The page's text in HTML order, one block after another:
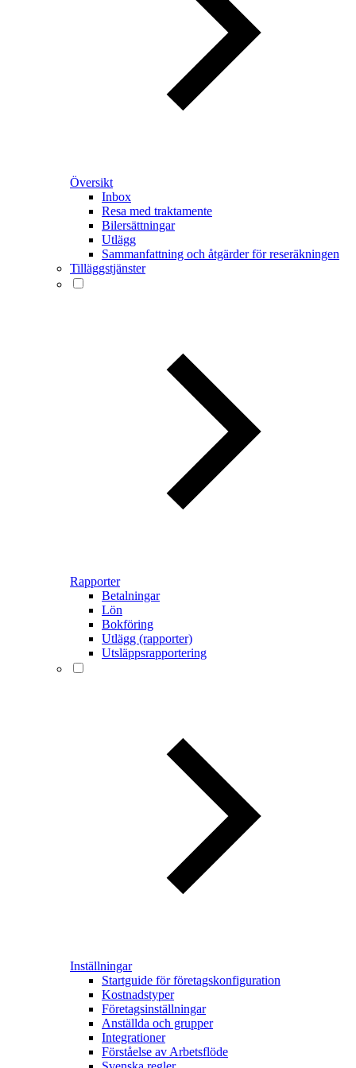
Översikt
Inbox
Resa med traktamente
Bilersättningar
Utlägg
Sammanfattning och åtgärder för reseräkningen
Tilläggstjänster
Rapporter
Betalningar
Lön
Bokföring
Utlägg (rapporter)
Utsläppsrapportering
Inställningar
Startguide för företagskonfiguration
Kostnadstyper
Företagsinställningar
Anställda och grupper
Integrationer
Förståelse av Arbetsflöde